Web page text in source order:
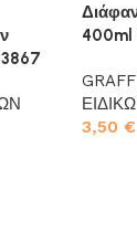
400ml
3,50€